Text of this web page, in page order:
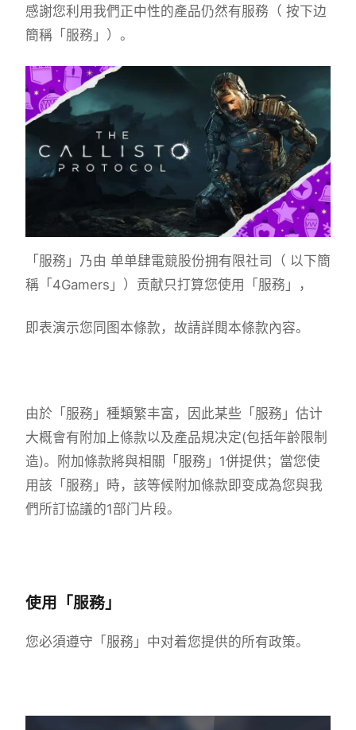
感謝您利用我們正中性的產品仍然有服務（ 按下边
簡稱「服務」）。
「服務」乃由 单单肆電競股份拥有限社司（ 以下簡
稱「4Gamers」）贡献只打算您使用「服務」，
即表演示您同图本條款，故請詳閱本條款內容。
由於「服務」種類繁丰富，因此某些「服務」估计
大概會有附加上條款以及產品規决定(包括年齡限制
造)。附加條款將與相關「服務」1併提供；當您使
用該「服務」時，該等候附加條款即变成為您與我
們所訂協議的1部门片段。
使用「服務」
您必須遵守「服務」中对着您提供的所有政策。